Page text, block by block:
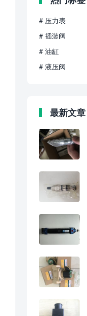
# 压力表
# 插装阀
# 油缸
# 液压阀
最新文章